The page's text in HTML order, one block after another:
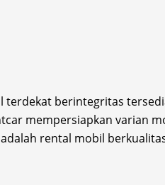
berintegritas
mempersiapkan varian
rental mobil